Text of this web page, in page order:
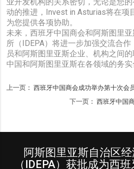
业开发机构的关系密切，无论是您
动的推进，Invest in Asturias将在项
为您提供各项协助。
未来，西班牙中国商会和阿斯图里
所（IDEPA）将进一步加强交流合
员和阿斯图里亚斯企业、机构之间
中国和阿斯图里亚斯在各领域的务实
上一页： 西班牙中国商会成功举办第十次会
下一页： 西班牙中国
阿斯图里亚斯自治区
（IDEPA）获批成为西